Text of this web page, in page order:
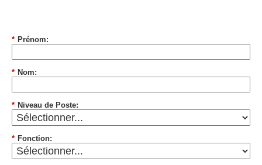
* Prénom:
* Nom:
* Niveau de Poste:
* Fonction: